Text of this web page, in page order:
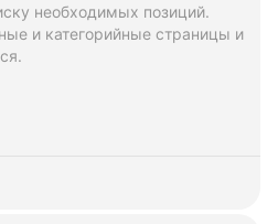
необходимых позиций.
и категорийные страницы и